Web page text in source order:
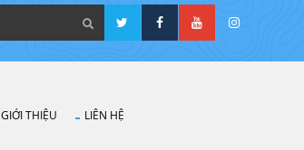
GIỚI THIỆU LIÊN HỆ